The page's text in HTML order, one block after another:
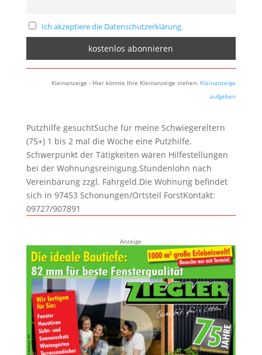
Ich akzeptiere die Datenschutzerklärung.
Kleinanzeige - Hier könnte Ihre Kleinanzeige stehen: Kleinanzeige
aufgeben
Putzhilfe gesuchtSuche für meine Schwiegereltern
(75+) 1 bis 2 mal die Woche eine Putzhilfe.
Schwerpunkt der Tätigkeiten wären Hilfestellungen
bei der Wohnungsreinigung.Stundenlohn nach
Vereinbarung zzgl. Fahrgeld.Die Wohnung befindet
sich in 97453 Schonungen/Ortsteil ForstKontakt:
09727/907891
Anzeige